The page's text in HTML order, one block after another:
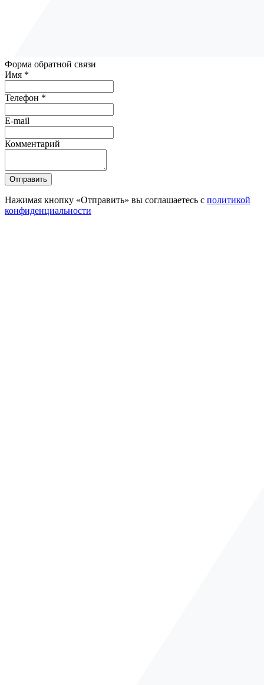
Форма обратной связи
Имя *
Телефон *
E-mail
Комментарий
Отправить
Нажимая кнопку «Отправить» вы соглашаетесь с политикой
конфиденциальности